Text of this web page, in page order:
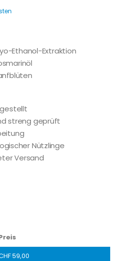
Ethanol-Extraktion
streng geprüft
Nützlinge
Versand
59,00